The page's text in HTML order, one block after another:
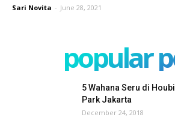
Sari Novita - June 28, 2021
popular
5 Wahana Seru di
Park Jakarta
December 24, 2018